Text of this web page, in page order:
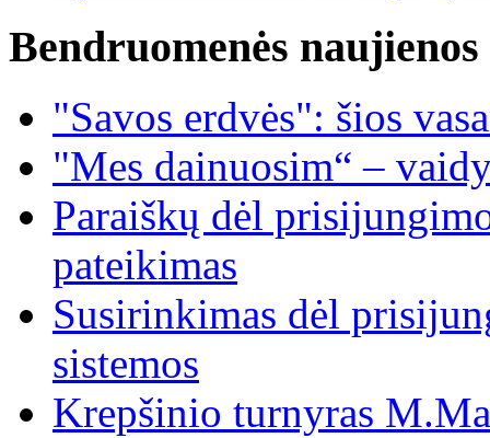
Bendruomenės naujienos
"Savos erdvės": šios
"Mes dainuosim“ –
Paraiškų dėl
pateikimas
Susirinkimas dėl
sistemos
Krepšinio turnyras